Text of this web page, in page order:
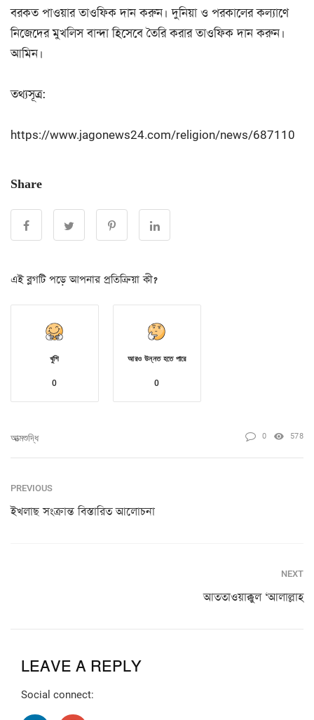
বরকত পাওয়ার তাওফিক দান করুন। দুনিয়া ও পরকালের কল্যাণে
নিজেদের মুখলিস বান্দা হিসেবে তৈরি করার তাওফিক দান করুন।
আমিন।
তথ্যসূত্র:
https://www.jagonews24.com/religion/news/687110
Share
এই ব্লগটি পড়ে আপনার প্রতিক্রিয়া কী?
খুশি
0
আরও উন্নত হতে পারে
0
আত্মশুদ্ধি 0 578
PREVIOUS
ইখলাছ সংক্রান্ত বিস্তারিত আলোচনা
NEXT
আততাওয়াক্কুল ‘আলাল্লাহ
LEAVE A REPLY
Social connect: